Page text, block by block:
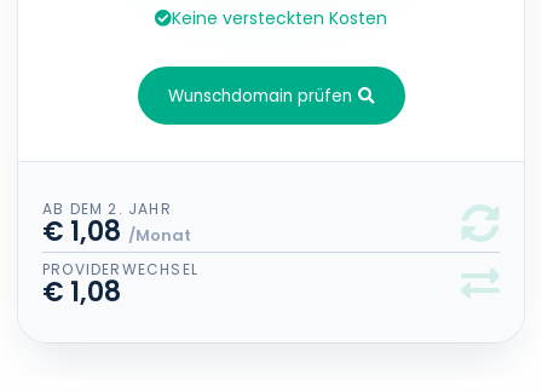
Keine versteckten Kosten
Wunschdomain prüfen
AB DEM 2. JAHR
€ 1,08 /Monat
PROVIDERWECHSEL
€ 1,08